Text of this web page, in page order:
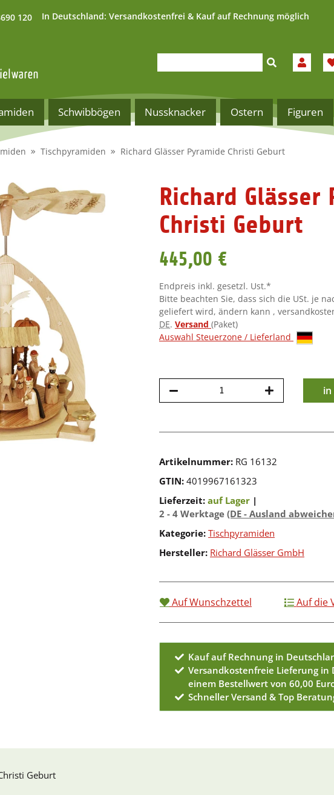
120 In Deutschland: Versandkostenfrei & Kauf auf Rechnung möglich
Schwibbögen Nussknacker Ostern Figuren
Tischpyramiden Richard Glässer Pyramide Christi Geburt
Richard Glässer
Christi Geburt
445,00 €
Endpreis inkl. gesetzl. Ust.*
Bitte beachten Sie, dass sich die USt. je
geliefert wird, ändern kann ,
DE. Versand (Paket)
Auswahl Steuerzone / Lieferland
Artikelnummer: RG 16132
GTIN: 4019967161323
Lieferzeit: auf Lager |
2 - 4 Werktage (DE - Ausland
Kategorie: Tischpyramiden
Hersteller: Richard Glässer GmbH
Auf Wunschzettel Auf die
Kauf auf Rechnung in
Versandkostenfreie Lieferung in
einem Bestellwert von 60,00
Schneller Versand & Top
Geburt